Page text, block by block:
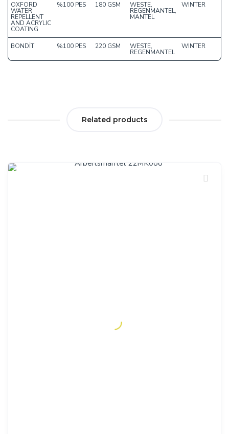
OXFORD
WATER
REPELLENT
AND ACRYLIC
COATING
%100 PES 180 GSM WESTE,
REGENMANTEL,
MANTEL
WINTER
BONDİT %100 PES 220 GSM WESTE,
REGENMANTEL
WINTER
Related products